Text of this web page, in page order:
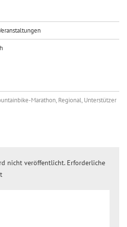
Marathon, Regional, Unterstützer
nicht veröffentlicht. Erforderliche